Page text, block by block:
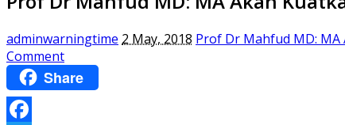
adminwarningtime 2 May, 2018 Prof Dr Mahfud MD:
Comment
Share